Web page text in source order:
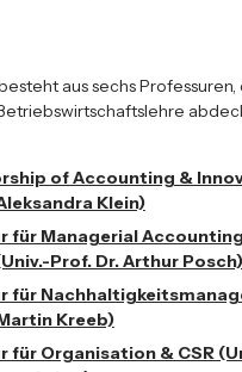
aus sechs
of Accounting &
Klein)
für Managerial
Prof. Dr. Arthur Posch)
für
Kreeb)
für Organisation & CSR